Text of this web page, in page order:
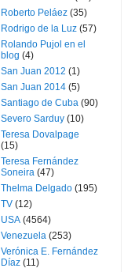
Roberto Peláez (35)
Rodrigo de la Luz (57)
Rolando Pujol en el
blog (4)
San Juan 2012 (1)
San Juan 2014 (5)
Santiago de Cuba (90)
Severo Sarduy (10)
Teresa Dovalpage
(15)
Teresa Fernández
Soneira (47)
Thelma Delgado (195)
TV (12)
USA (4564)
Venezuela (253)
Verónica E. Fernández
Díaz (11)